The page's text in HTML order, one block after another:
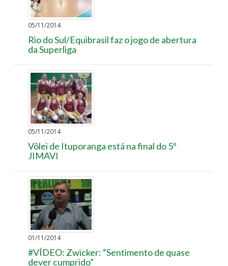
05/11/2014
Rio do Sul/Equibrasil faz o jogo de abertura
da Superliga
05/11/2014
Vôlei de Ituporanga está na final do 5º
JIMAVI
01/11/2014
#VÍDEO: Zwicker: “Sentimento de quase
dever cumprido”